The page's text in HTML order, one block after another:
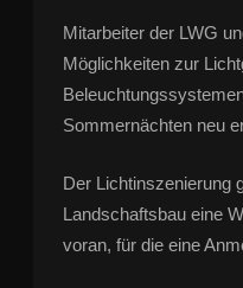
Mitarbeiter der LWG
Möglichkeiten zur
Sommernächten neu
Der Lichtinszenierung
Landschaftsbau eine
voran, für die eine